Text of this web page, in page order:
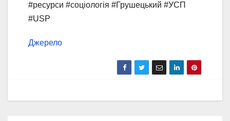
#ресурси #соціологія #Грушецький #УСП
#USP
Джерело